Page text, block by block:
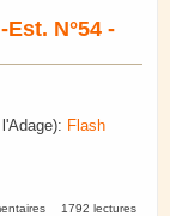
N°54 -
Flash
N°54 - Mai 2020.
1792 lectures